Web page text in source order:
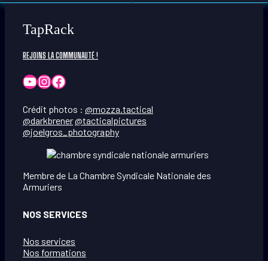
TapRack
REJOINS LA COMMUNAUTÉ !
YouTube
Instagram
Facebook
Crédit photos : @mozza.tactical
@darkbrener@tacticalpictures
@joelgros_photography
Membre de La Chambre Syndicale Nationale des
Armuriers
NOS SERVICES
Nos services
Nos formations